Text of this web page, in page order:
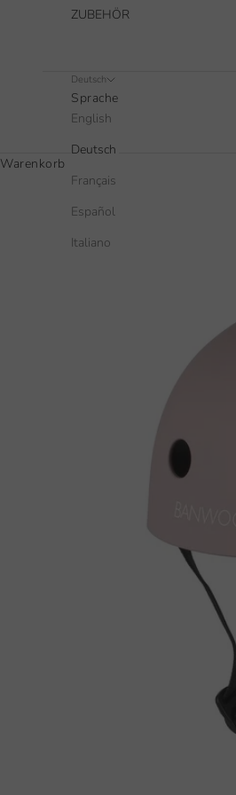
ZUBEHÖR
Deutsch
Sprache
English
Deutsch
Français
Español
Italiano
Warenkorb